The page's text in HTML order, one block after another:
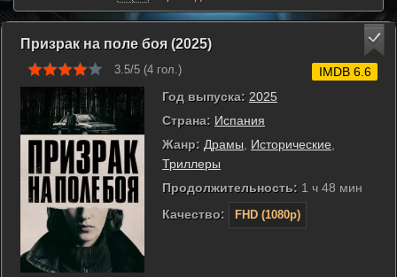
Призрак на поле боя (2025)
3.5/5 (4 гол.)
Год выпуска: 2025
Страна: Испания
Жанр: Драмы Исторические
Триллеры
Продолжительность: 1 ч 48 мин
Качество:
FHD (1080p)
IMDB 6.6